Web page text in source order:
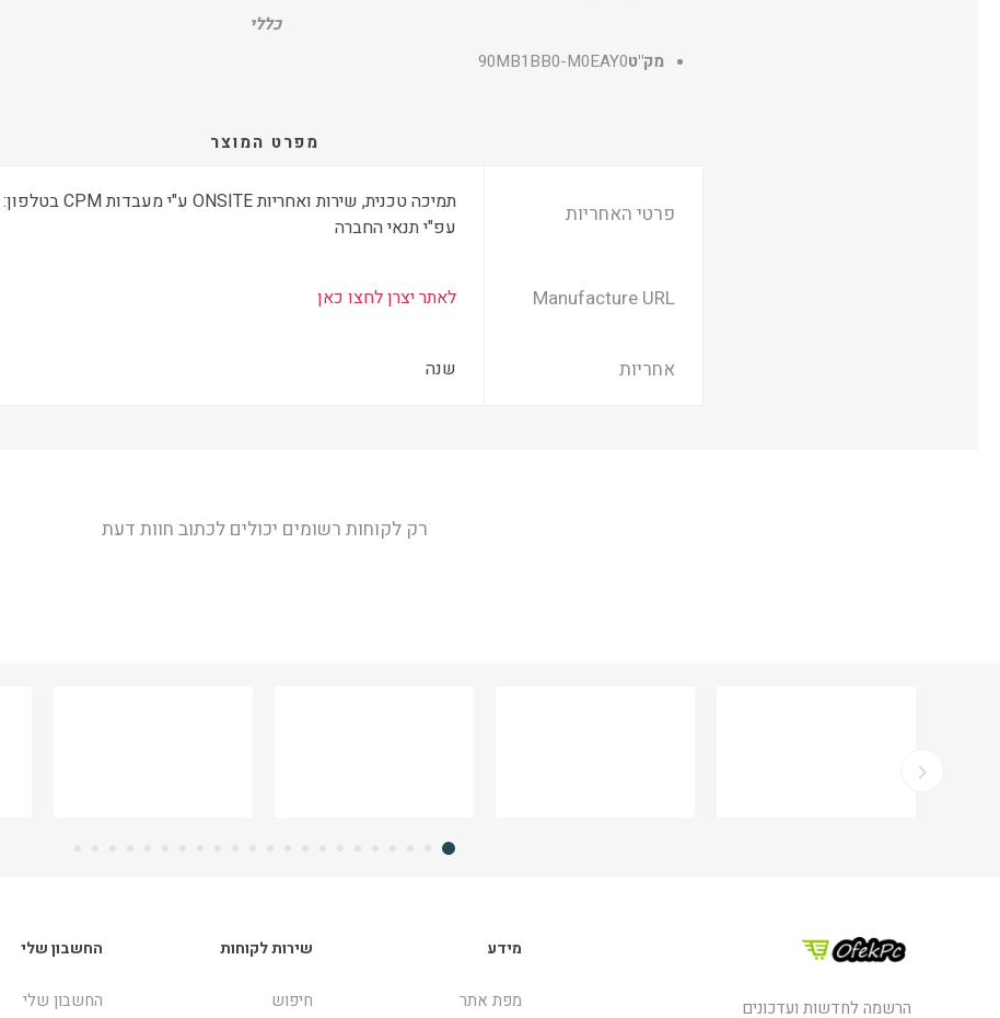
כללי
מק"ט90MB1BB0-M0EAY0
מפרט המוצר
פרטי האחריות
עפ"י תנאי החברה
Manufacture URL לאתר יצרן לחצו כאן
אחריות שנה
רק לקוחות רשומים יכולים לכתוב חוות דעת
הרשמה לחדשות ועדכונים
מידע
מפת אתר
שירות לקוחות
חיפוש
החשבון שלי
החשבון שלי